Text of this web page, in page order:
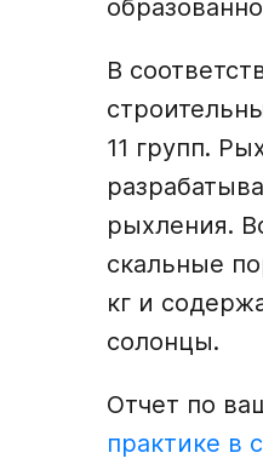
В
11 групп.
рыхления.
скальные
кг и
солонцы.
Отчет по
практике в